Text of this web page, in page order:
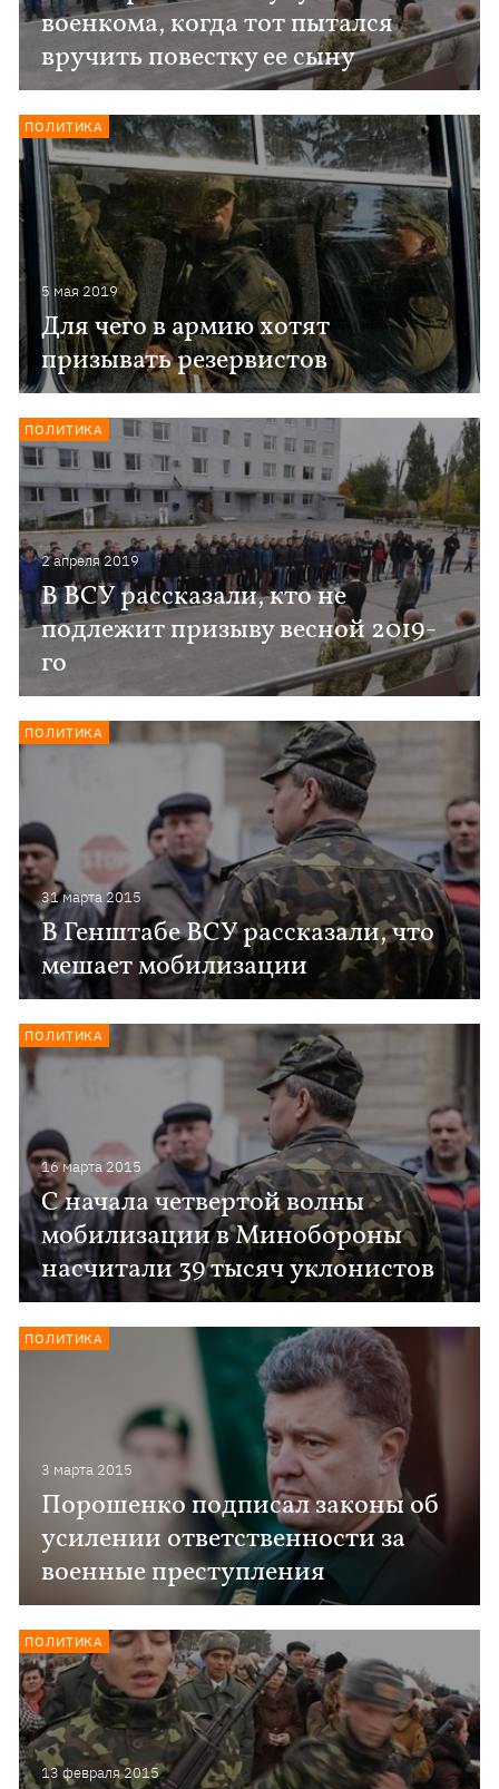
военкома, когда тот пытался
вручить повестку ее сыну
5 мая 2019
Для чего в армию хотят
призывать резервистов
ПОЛИТИКА
2 апреля 2019
В ВСУ рассказали, кто не
подлежит призыву весной 2019-
го
ПОЛИТИКА
31 марта 2015
В Генштабе ВСУ рассказали, что
мешает мобилизации
ПОЛИТИКА
16 марта 2015
С начала четвертой волны
мобилизации в Минобороны
насчитали 39 тысяч уклонистов
ПОЛИТИКА
3 марта 2015
Порошенко подписал законы об
усилении ответственности за
военные преступления
ПОЛИТИКА
13 февраля 2015
ПОЛИТИКА